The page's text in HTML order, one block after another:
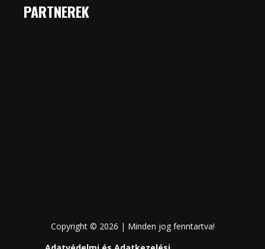
PARTNEREK
Copyright © 2026 | Minden jog fenntartva!